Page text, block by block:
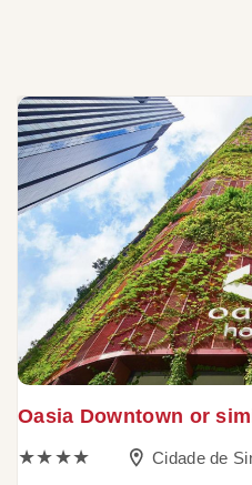
Oasia Downtown or
★★★★
Cidade de